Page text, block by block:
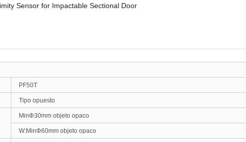
PF50T
Tipo opuesto
MinΦ30mm objeto opaco
W:MinΦ60mm objeto opaco